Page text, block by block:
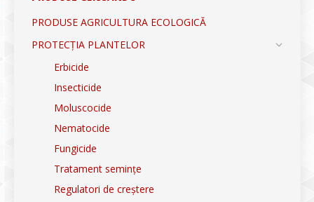
PRODUSE AGRICULTURA ECOLOGICĂ
PROTECȚIA PLANTELOR
Erbicide
Insecticide
Moluscocide
Nematocide
Fungicide
Tratament semințe
Regulatori de creștere